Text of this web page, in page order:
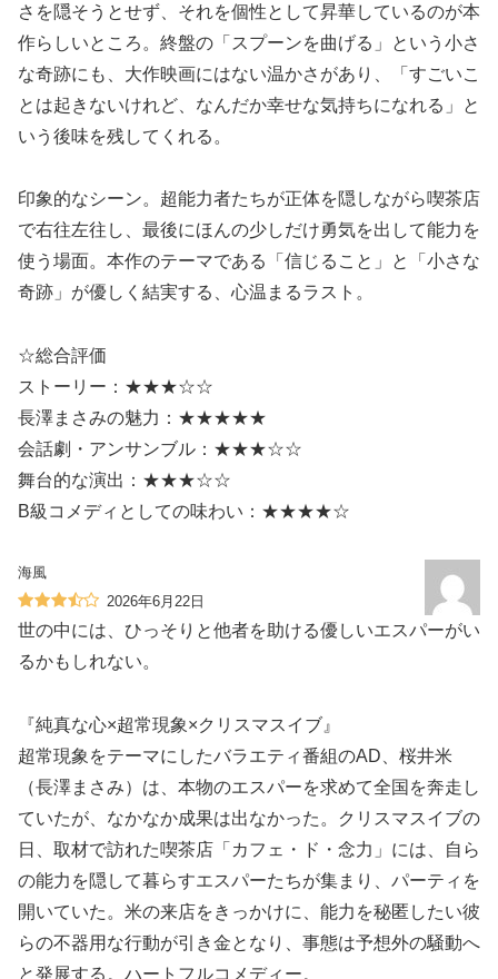
さを隠そうとせず、それを個性として昇華しているのが本
作らしいところ。終盤の「スプーンを曲げる」という小さ
な奇跡にも、大作映画にはない温かさがあり、「すごいこ
とは起きないけれど、なんだか幸せな気持ちになれる」と
いう後味を残してくれる。
印象的なシーン。超能力者たちが正体を隠しながら喫茶店
で右往左往し、最後にほんの少しだけ勇気を出して能力を
使う場面。本作のテーマである「信じること」と「小さな
奇跡」が優しく結実する、心温まるラスト。
☆総合評価
ストーリー：★★★☆☆
長澤まさみの魅力：★★★★★
会話劇・アンサンブル：★★★☆☆
舞台的な演出：★★★☆☆
B級コメディとしての味わい：★★★★☆
海風
2026年6月22日
世の中には、ひっそりと他者を助ける優しいエスパーがい
るかもしれない。
『純真な心×超常現象×クリスマスイブ』
超常現象をテーマにしたバラエティ番組のAD、桜井米
（長澤まさみ）は、本物のエスパーを求めて全国を奔走し
ていたが、なかなか成果は出なかった。クリスマスイブの
日、取材で訪れた喫茶店「カフェ・ド・念力」には、自ら
の能力を隠して暮らすエスパーたちが集まり、パーティを
開いていた。米の来店をきっかけに、能力を秘匿したい彼
らの不器用な行動が引き金となり、事態は予想外の騒動へ
と発展する。ハートフルコメディー。